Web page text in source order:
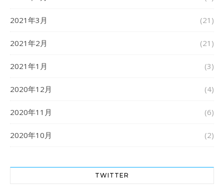
2021年3月 (21)
2021年2月 (21)
2021年1月 (3)
2020年12月 (4)
2020年11月 (6)
2020年10月 (2)
TWITTER